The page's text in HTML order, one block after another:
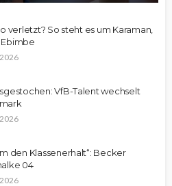
verletzt? So steht es um Karaman,
VfB-Talent wechselt
den Klassenerhalt“: Becker
04